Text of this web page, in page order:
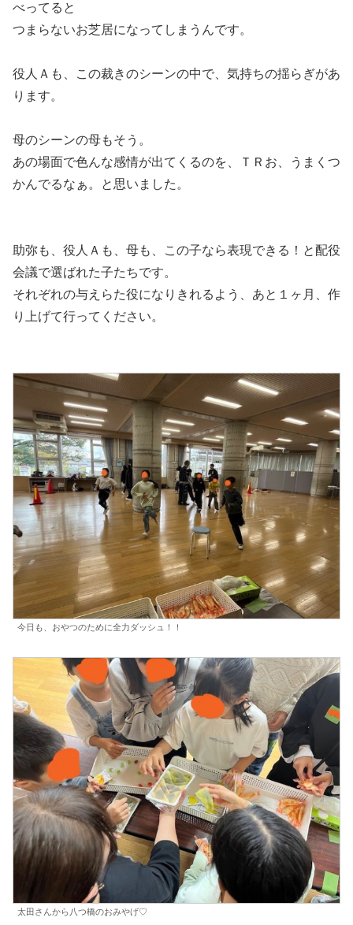
べってると
つまらないお芝居になってしまうんです。
役人Ａも、この裁きのシーンの中で、気持ちの揺らぎがあ
ります。
母のシーンの母もそう。
あの場面で色んな感情が出てくるのを、ＴＲお、うまくつ
かんでるなぁ。と思いました。
助弥も、役人Ａも、母も、この子なら表現できる！と配役
会議で選ばれた子たちです。
それぞれの与えらた役になりきれるよう、あと１ヶ月、作
り上げて行ってください。
今日も、おやつのために全力ダッシュ！！
太田さんから八つ橋のおみやげ♡